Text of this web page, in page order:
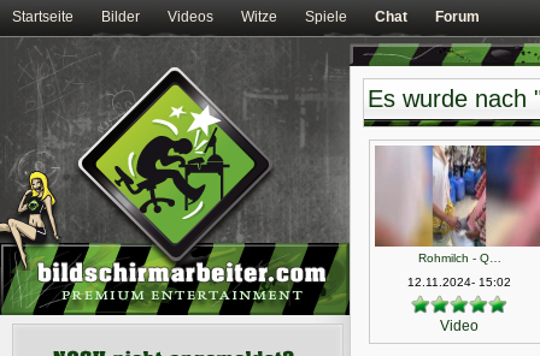
Startseite Bilder Videos Witze Spiele Chat Forum
Es wurde nach
Rohmilch - Q…
12.11.2024- 15:02
Video